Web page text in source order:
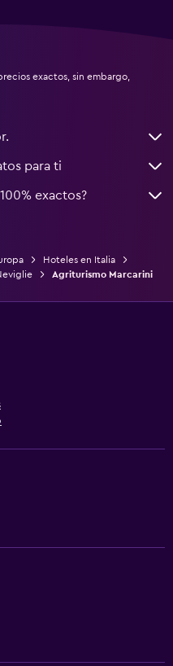
exactos, sin embargo,
para ti
exactos?
Hoteles en Italia
Agriturismo Marcarini